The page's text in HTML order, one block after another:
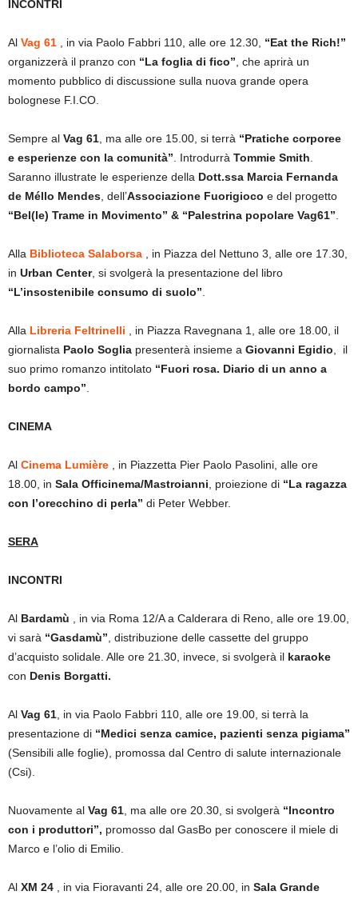
INCONTRI
Al Vag 61 , in via Paolo Fabbri 110, alle ore 12.30, “Eat the Rich!”
organizzerà il pranzo con “La foglia di fico” , che aprirà un
momento pubblico di discussione sulla nuova grande opera
bolognese F.I.CO.
Sempre al Vag 61 , ma alle ore 15.00, si terrà “Pratiche corporee
e esperienze con la comunità” . Introdurrà Tommie Smith
Saranno illustrate le esperienze della Dott.ssa Marcia Fernanda
de Méllo Mendes , dell’Associazione Fuorigioco e del progetto
“Bel(le) Trame in Movimento” & “Palestrina popolare Vag61”
Alla Biblioteca Salaborsa
, in Piazza del Nettuno 3, alle ore 17.30,
in Urban Center, si svolgerà la presentazione del libro
“L’insostenibile consumo di suolo”
Alla Libreria Feltrinelli
, in Piazza Ravegnana 1, alle ore 18.00, il
giornalista Paolo Soglia presenterà insieme a Giovanni Egidio , il
suo primo romanzo intitolato “Fuori rosa. Diario di un anno a
bordo campo”
CINEMA
Al Cinema Lumière
, in Piazzetta Pier Paolo Pasolini, alle ore
18.00, in Sala Officinema/Mastroianni , proiezione di “La ragazza
con l’orecchino di perla” di Peter Webber.
SERA
INCONTRI
Al Bardamù , in via Roma 12/A a Calderara di Reno, alle ore 19.00,
vi sarà “Gasdamù” , distribuzione delle cassette del gruppo
d’acquisto solidale. Alle ore 21.30, invece, si svolgerà il karaoke
con Denis Borgatti.
Al Vag 61 , in via Paolo Fabbri 110, alle ore 19.00, si terrà la
presentazione di “Medici senza camice, pazienti senza pigiama”
(Sensibili alle foglie), promossa dal Centro di salute internazionale
(Csi).
Nuovamente al Vag 61 , ma alle ore 20.30, si svolgerà “Incontro
con i produttori”, promosso dal GasBo per conoscere il miele di
Marco e l’olio di Emilio.
Al XM 24 , in via Fioravanti 24, alle ore 20.00, in Sala Grande